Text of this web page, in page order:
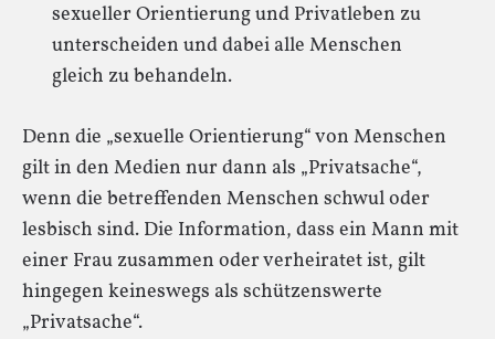
sexueller Orientierung und Privatleben zu
unterscheiden und dabei alle Menschen
gleich zu behandeln.
Denn die „sexuelle Orientierung“ von Menschen
gilt in den Medien nur dann als „Privatsache“,
wenn die betreffenden Menschen schwul oder
lesbisch sind. Die Information, dass ein Mann mit
einer Frau zusammen oder verheiratet ist, gilt
hingegen keineswegs als schützenswerte
„Privatsache“.